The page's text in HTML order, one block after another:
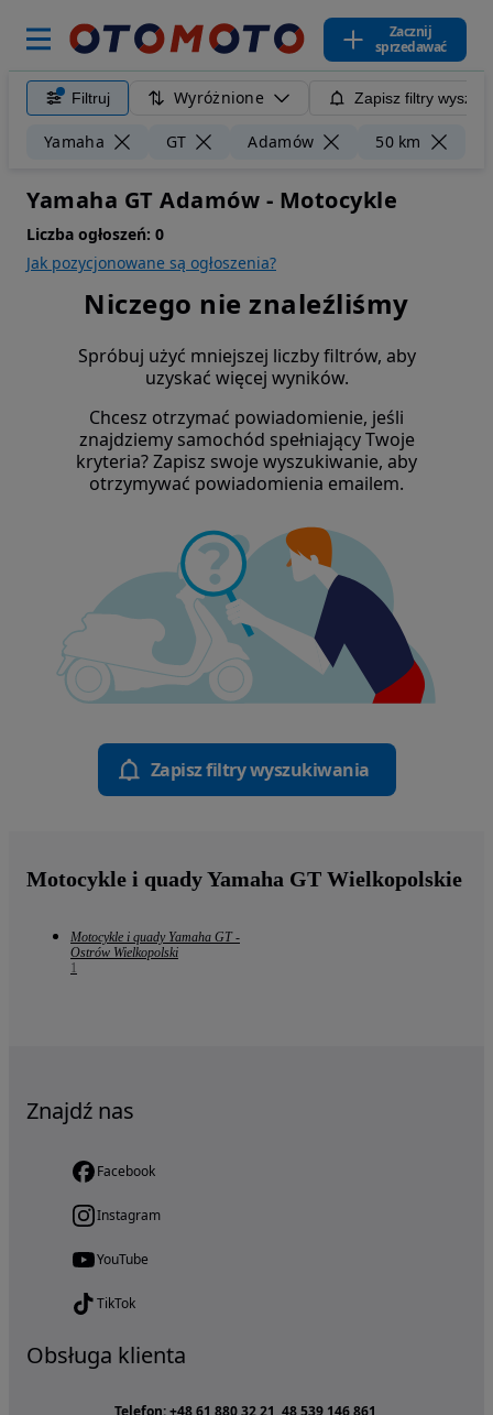
Zacznij
sprzedawać
Filtruj Wyróżnione Zapisz filtry
Yamaha GT Adamów 50 km
Yamaha GT Adamów - Motocykle
Liczba ogłoszeń: 0
Jak pozycjonowane są ogłoszenia?
Niczego nie znaleźliśmy
Spróbuj użyć mniejszej liczby filtrów, aby
uzyskać więcej wyników.
Chcesz otrzymać powiadomienie, jeśli
znajdziemy samochód spełniający Twoje
kryteria? Zapisz swoje wyszukiwanie, aby
otrzymywać powiadomienia emailem.
Zapisz filtry wyszukiwania
Motocykle i quady Yamaha GT Wielkopolskie
Motocykle i quady Yamaha GT -
Ostrów Wielkopolski
1
Znajdź nas
Facebook
Instagram
YouTube
TikTok
Obsługa klienta
Telefon: +48 61 880 32 21, 48 539 146 861